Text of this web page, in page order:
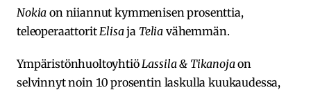
Nokiaon niiannut kymmenisen prosenttia,
teleoperaattorit Elisaja Telia vähemmän.
Ympäristönhuoltoyhtiö Lassila & Tikanojaon
selvinnyt noin 10 prosentin laskulla kuukaudessa,